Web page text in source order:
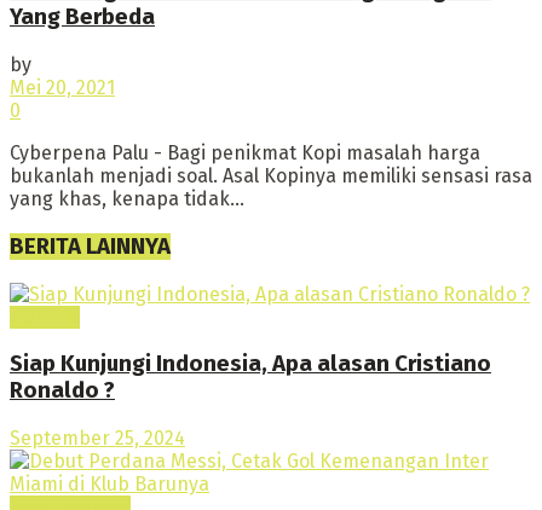
Yang Berbeda
by
Mei 20, 2021
0
Cyberpena Palu - Bagi penikmat Kopi masalah harga
bukanlah menjadi soal. Asal Kopinya memiliki sensasi rasa
yang khas, kenapa tidak...
BERITA LAINNYA
Siap Kunjungi Indonesia, Apa alasan Cristiano
Ronaldo ?
September 25, 2024